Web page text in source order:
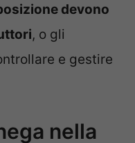
devono
, o gli
e gestire
nella